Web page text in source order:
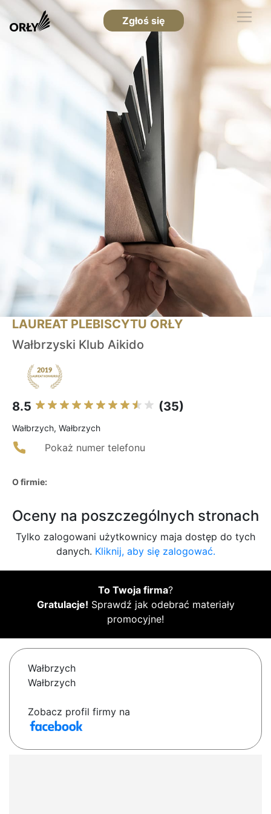
Zgłoś się
LAUREAT PLEBISCYTU ORŁY
Wałbrzyski Klub Aikido
8.5 (35)
Wałbrzych, Wałbrzych
Pokaż numer telefonu
O firmie:
Oceny na poszczególnych stronach
Tylko zalogowani użytkownicy maja dostęp do tych
danych. Kliknij, aby się zalogować.
To Twoja firma?
Gratulacje! Sprawdź jak odebrać materiały
promocyjne!
Wałbrzych
Wałbrzych
Zobacz profil firmy na